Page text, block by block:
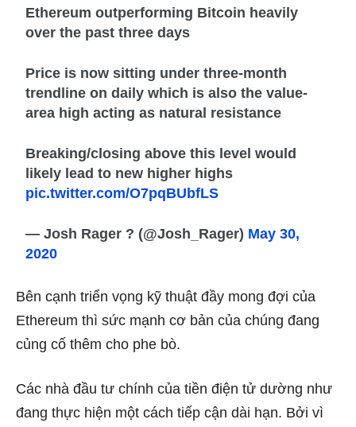
Ethereum outperforming Bitcoin heavily
over the past three days
Price is now sitting under three-month
trendline on daily which is also the value-
area high acting as natural resistance
Breaking/closing above this level would
likely lead to new higher highs
pic.twitter.com/O7pqBUbfLS
— Josh Rager ? (@Josh_Rager) May 30,
2020
Bên cạnh triển vọng kỹ thuật đầy mong đợi của
Ethereum thì sức mạnh cơ bản của chúng đang
củng cố thêm cho phe bò.
Các nhà đầu tư chính của tiền điện tử dường như
đang thực hiện một cách tiếp cận dài hạn. Bởi vì